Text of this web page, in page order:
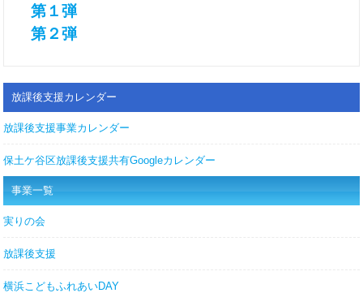
第１弾
第２弾
放課後支援カレンダー
放課後支援事業カレンダー
保土ケ谷区放課後支援共有Googleカレンダー
事業一覧
実りの会
放課後支援
横浜こどもふれあいDAY